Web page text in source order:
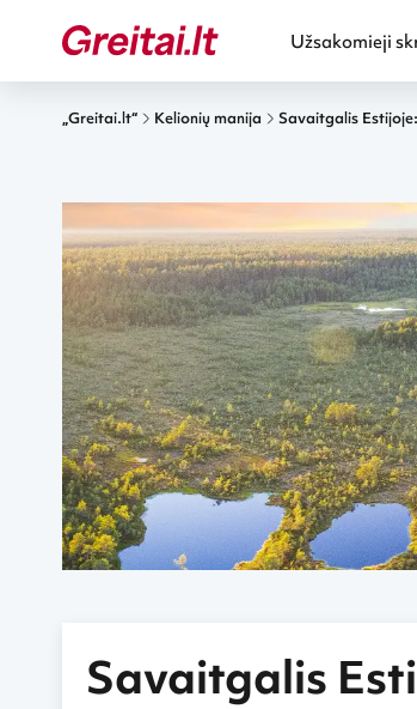
Užsakomieji
„Greitai.lt“ Kelionių manija Savaitgalis
Savaitgalis